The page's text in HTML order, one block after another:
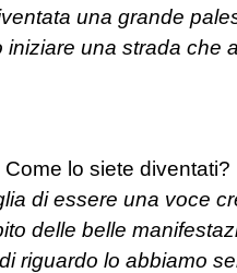
una grande
una strada che
Come lo siete diventati?
di essere una voce
delle belle
riguardo lo abbiamo